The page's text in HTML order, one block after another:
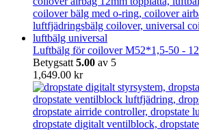
Luftbälg för coilover M52*1,5-50 - 12
Betygsatt 5.00 av 5
1,649.00 kr